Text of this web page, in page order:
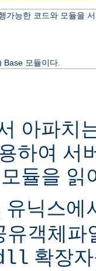
가능한 코드와 모듈을
Base 모듈이다.
아파치
하여 서
듈을 읽
유닉스에
유객체파
확장